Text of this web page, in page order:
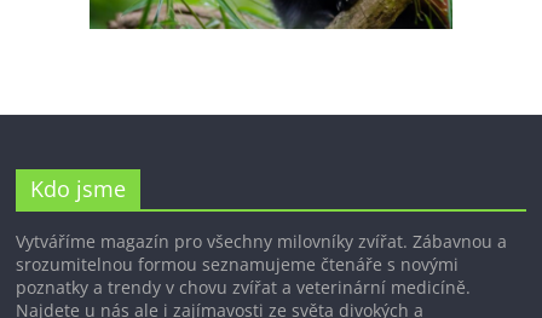
Kdo jsme
Vytváříme magazín pro všechny milovníky zvířat. Zábavnou a
srozumitelnou formou seznamujeme čtenáře s novými
poznatky a trendy v chovu zvířat a veterinární medicíně.
Najdete u nás ale i zajímavosti ze světa divokých a